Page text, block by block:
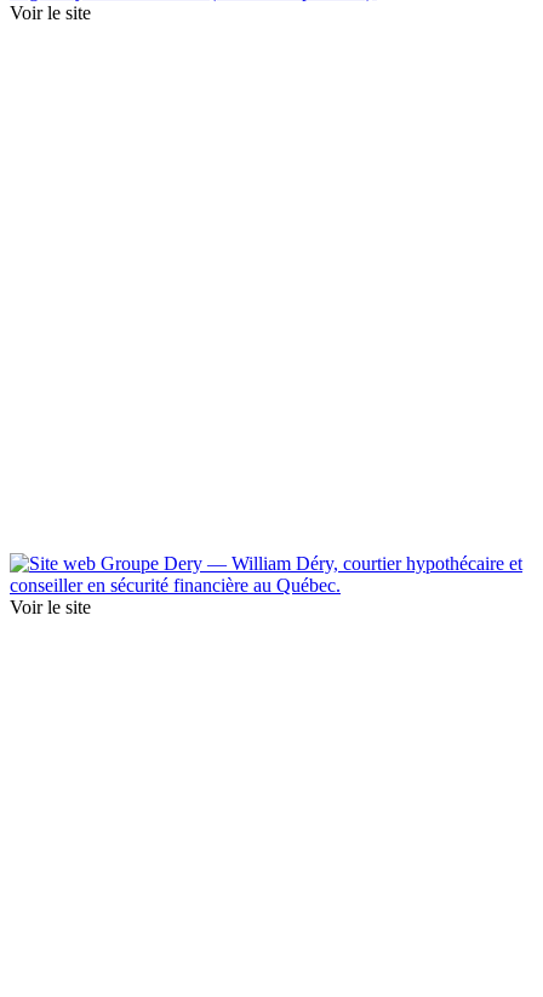
Voir le site
Voir le site